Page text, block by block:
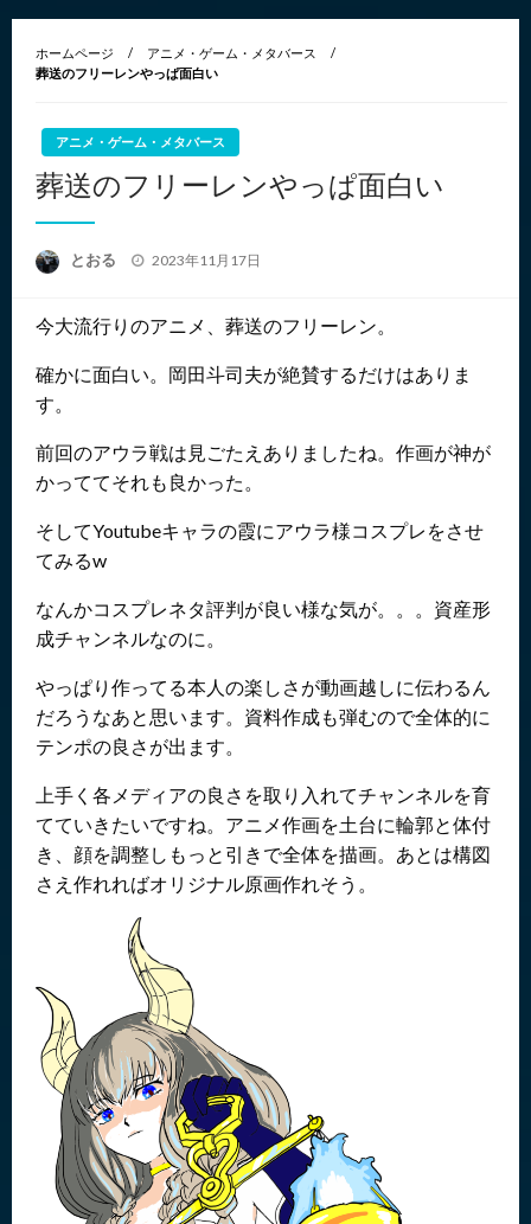
ホームページ
アニメ・ゲーム・メタバース
葬送のフリーレンやっぱ面白い
アニメ・ゲーム・メタバース
葬送のフリーレンやっぱ面白い
とおる
投
2023年11月17日
今大流行りのアニメ、葬送のフリーレン。
確かに面白い。岡田斗司夫が絶賛するだけはありま
す。
前回のアウラ戦は見ごたえありましたね。作画が神が
かっててそれも良かった。
そしてYoutubeキャラの霞にアウラ様コスプレをさせ
てみるw
なんかコスプレネタ評判が良い様な気が。。。資産形
成チャンネルなのに。
やっぱり作ってる本人の楽しさが動画越しに伝わるん
だろうなあと思います。資料作成も弾むので全体的に
テンポの良さが出ます。
上手く各メディアの良さを取り入れてチャンネルを育
てていきたいですね。アニメ作画を土台に輪郭と体付
き、顔を調整しもっと引きで全体を描画。あとは構図
さえ作れればオリジナル原画作れそう。